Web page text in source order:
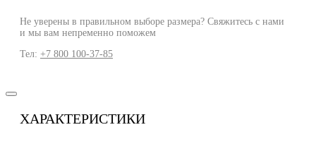
Не уверены в правильном выборе размера? Свяжитесь с нами
и мы вам непременно поможем
Тел: +7 800 100-37-85
ХАРАКТЕРИСТИКИ